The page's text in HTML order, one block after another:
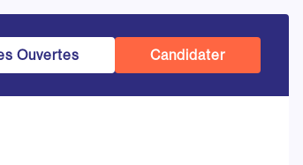
Ouvertes Candidater